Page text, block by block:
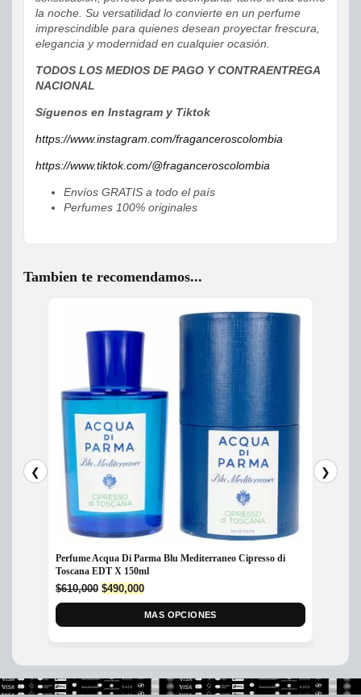
la noche. Su versatilidad lo convierte en un perfume
imprescindible para quienes desean proyectar frescura,
elegancia y modernidad en cualquier ocasión.
TODOS LOS MEDIOS DE PAGO Y CONTRAENTREGA
NACIONAL
Síguenos en Instagram y Tiktok
https://www.instagram.com/fraganceroscolombia
https://www.tiktok.com/@fraganceroscolombia
Envíos GRATIS a todo el país
Perfumes 100% originales
Tambien te recomendamos...
❮
Perfume Acqua Di Parma Blu Mediterraneo Cipresso di
Toscana EDT X 150ml
$610,000 Original
price
$610,000.
$490,000Current
price
is:
$490,000.
MAS OPCIONES
❯